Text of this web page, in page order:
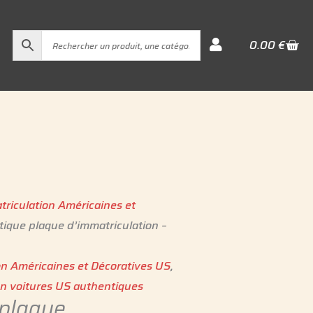
0.00€Cart
Américaines et
plaque d’immatriculation –
Américaines et Décoratives US,
voitures US authentiques